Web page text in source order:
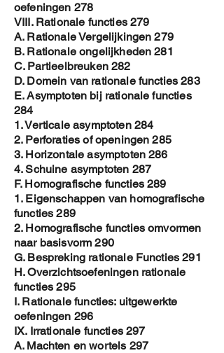
oefeningen 278
VIII. Rationale functies 279
A. Rationale Vergelijkingen 279
B. Rationale ongelijkheden 281
C. Partieelbreuken 282
D. Domein van rationale functies 283
E. Asymptoten bij rationale functies
284
1. Verticale asymptoten 284
2. Perforaties of openingen 285
3. Horizontale asymptoten 286
4. Schuine asymptoten 287
F. Homografische functies 289
1. Eigenschappen van homografische
functies 289
2. Homografische functies omvormen
naar basisvorm 290
G. Bespreking rationale Functies 291
H. Overzichtsoefeningen rationale
functies 295
I. Rationale functies: uitgewerkte
oefeningen 296
IX. Irrationale functies 297
A. Machten en wortels 297